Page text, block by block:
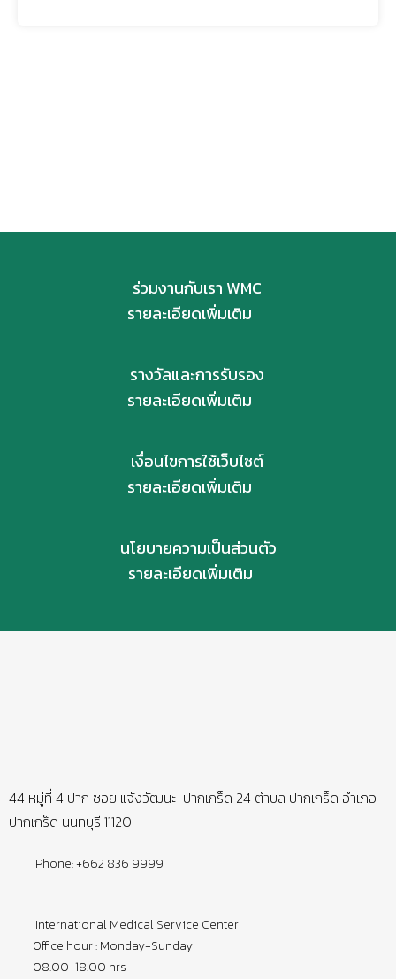
ร่วมงานกับเรา WMC
รายละเอียดเพิ่มเติม
รางวัลและการรับรอง
รายละเอียดเพิ่มเติม
เงื่อนไขการใช้เว็บไซต์
รายละเอียดเพิ่มเติม
นโยบายความเป็นส่วนตัว
รายละเอียดเพิ่มเติม
44 หมู่ที่ 4 ปาก ซอย แจ้งวัฒนะ-ปากเกร็ด 24 ตำบล ปากเกร็ด อำเภอ
ปากเกร็ด นนทบุรี 11120
Phone: +662 836 9999
International Medical Service Center
Office hour : Monday-Sunday
08.00-18.00 hrs